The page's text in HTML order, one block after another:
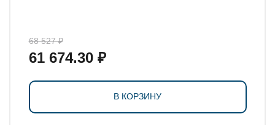
68 527 ₽
61 674.30 ₽
В КОРЗИНУ